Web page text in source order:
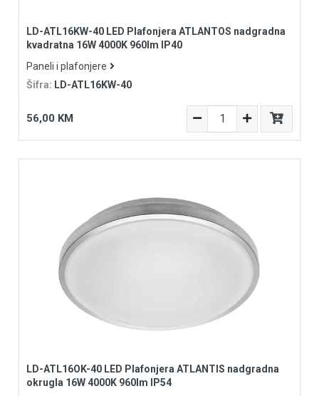
LD-ATL16KW-40 LED Plafonjera ATLANTOS nadgradna
kvadratna 16W 4000K 960lm IP40
Paneli i plafonjere
Šifra: LD-ATL16KW-40
56,00 KM
LD-ATL16OK-40 LED Plafonjera ATLANTIS nadgradna
okrugla 16W 4000K 960lm IP54